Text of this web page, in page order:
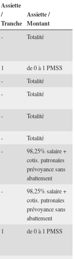
Assiette
/
Tranche
Assiette /
Montant
- Totalité
1
de 0 à 1 PMSS
-
Totalité
- Totalité
- Totalité
-
Totalité
-
98,25% salaire +
cotis. patronales
prévoyance sans
abattement
-
98,25% salaire +
cotis. patronales
prévoyance sans
abattement
1 de 0 à 1 PMSS